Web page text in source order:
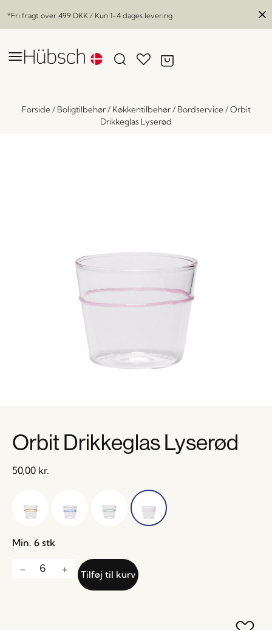
*Fri fragt over 499 DKK / Kun 1-4 dages levering
Forside/ Boligtilbehør/ Køkkentilbehør/ Bordservice/Orbit
Drikkeglas Lyserød
Orbit Drikkeglas Lyserød
50,00 kr.
Min. 6 stk
Tilføj til kurv